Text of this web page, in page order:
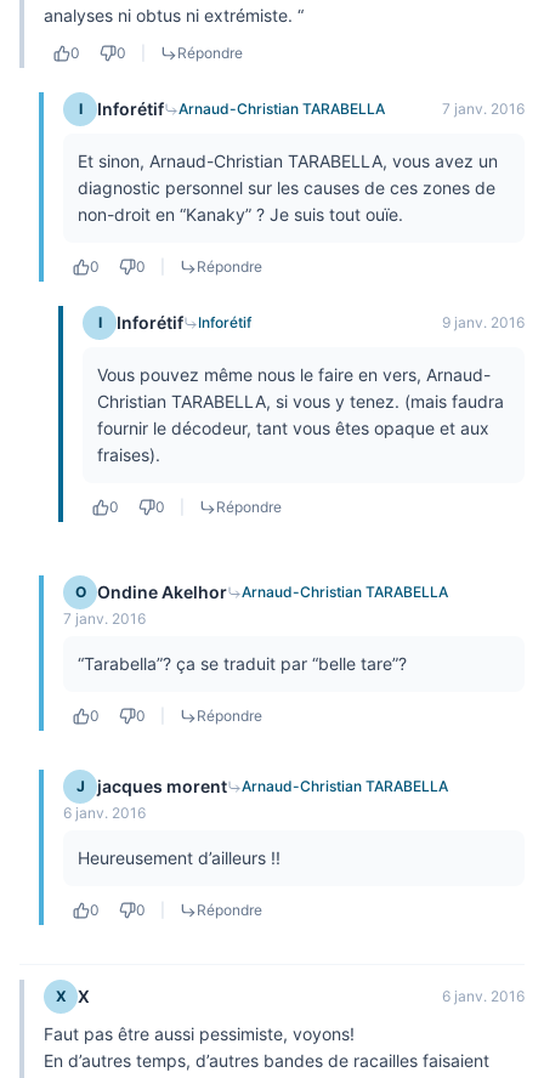
analyses ni obtus ni extrémiste. “
0 0 Répondre
I Inforétif Arnaud-Christian TARABELLA 7 janv. 2016
Et sinon, Arnaud-Christian TARABELLA, vous avez un
diagnostic personnel sur les causes de ces zones de
non-droit en “Kanaky” ? Je suis tout ouïe.
0 0 Répondre
I Inforétif Inforétif 9 janv. 2016
Vous pouvez même nous le faire en vers, Arnaud-
Christian TARABELLA, si vous y tenez. (mais faudra
fournir le décodeur, tant vous êtes opaque et aux
fraises).
0 0 Répondre
O Ondine Akelhor
Arnaud-Christian TARABELLA
7 janv. 2016
“Tarabella”? ça se traduit par “belle tare”?
0 0 Répondre
J jacques morent
Arnaud-Christian TARABELLA
6 janv. 2016
Heureusement d’ailleurs !!
0 0 Répondre
X X 6 janv. 2016
Faut pas être aussi pessimiste, voyons!
En d’autres temps, d’autres bandes de racailles faisaient